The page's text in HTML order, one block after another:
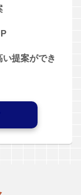
提案ができ